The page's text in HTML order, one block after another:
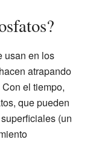
usan en los
atrapando
el tiempo,
que pueden
(un